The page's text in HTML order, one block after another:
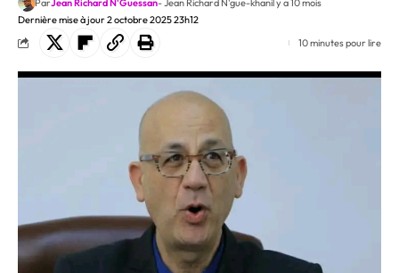
Dernière mise à jour 2 octobre 2025 23h12
10 minutes pour lire